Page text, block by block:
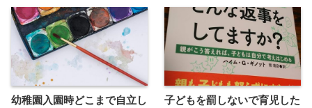
幼稚園入園時どこまで自立し
子どもを罰しないで育児した